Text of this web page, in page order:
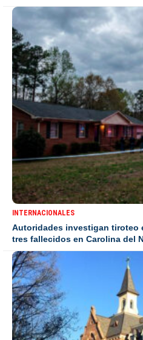
INTERNACIONALES
Autoridades investigan tiroteo
tres fallecidos en Carolina del